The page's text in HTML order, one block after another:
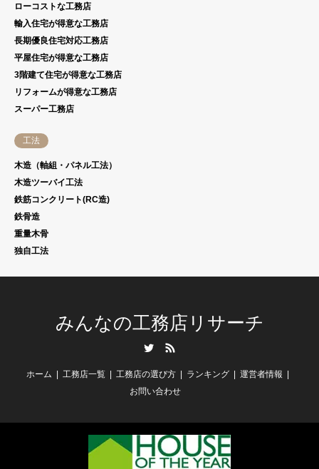
ローコストな工務店
輸入住宅が得意な工務店
長期優良住宅対応工務店
平屋住宅が得意な工務店
3階建て住宅が得意な工務店
リフォームが得意な工務店
スーパー工務店
工法
木造（軸組・パネル工法）
木造ツーバイ工法
鉄筋コンクリート(RC造)
鉄骨造
重量木骨
独自工法
みんなの工務店リサーチ
ホーム 工務店一覧 工務店の選び方 ランキング
運営者情報
お問い合わせ